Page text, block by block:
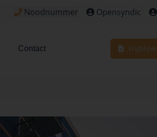
Noodnummer
Klik om het noodnummer te
Opensyndic
Contact